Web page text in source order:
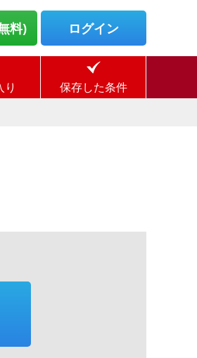
料) ログイン
り
保存した条件